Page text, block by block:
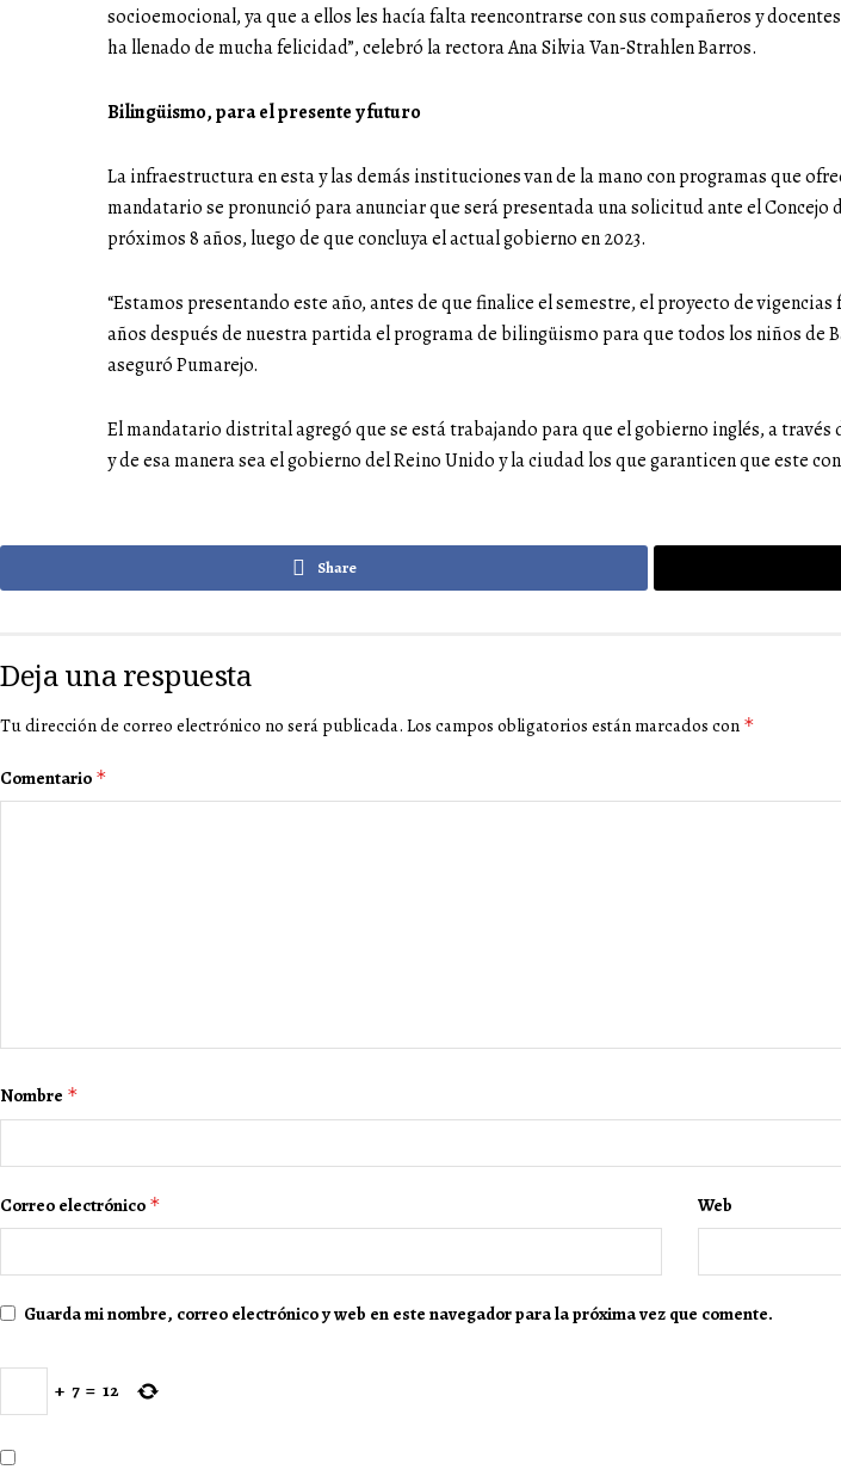
socioemocional, ya que a ellos les hacía falta reencontrarse con sus compañeros y
ha llenado de mucha felicidad”, celebró la rectora Ana Silvia Van-Strahlen Barros.
Bilingüismo, para el presente y futuro
La infraestructura en esta y las demás instituciones van de la mano con programas que
mandatario se pronunció para anunciar que será presentada una solicitud ante el
próximos 8 años, luego de que concluya el actual gobierno en 2023.
“Estamos presentando este año, antes de que finalice el semestre, el proyecto de
años después de nuestra partida el programa de bilingüismo para que todos los niños de
aseguró Pumarejo.
El mandatario distrital agregó que se está trabajando para que el gobierno inglés, a
y de esa manera sea el gobierno del Reino Unido y la ciudad los que garanticen que este
Share
Deja una respuesta
Tu dirección de correo electrónico no será publicada. Los campos obligatorios están marcados con *
Comentario *
Nombre *
Correo electrónico * Web
Guarda mi nombre, correo electrónico y web en este navegador para la próxima vez que comente.
+ 7 = 12